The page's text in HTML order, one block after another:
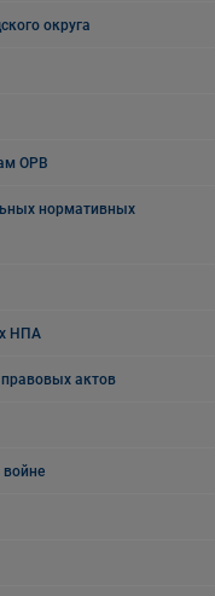
округа
ОРВ
нормативных
НПА
актов
войне